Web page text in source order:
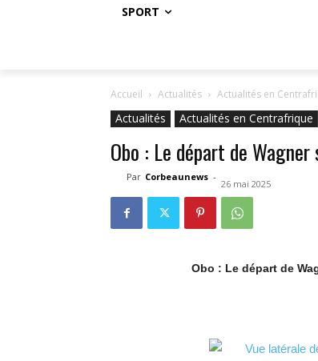
SPORT
Accueil Actualités Actualités en
Actualités Actualités en Centrafrique
Obo : Le départ de
Par Corbeaunews -
26 mai 2025
Obo : Le départ de